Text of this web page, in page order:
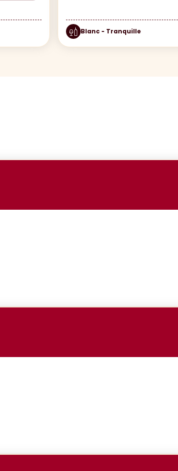
Blanc - Tranquille